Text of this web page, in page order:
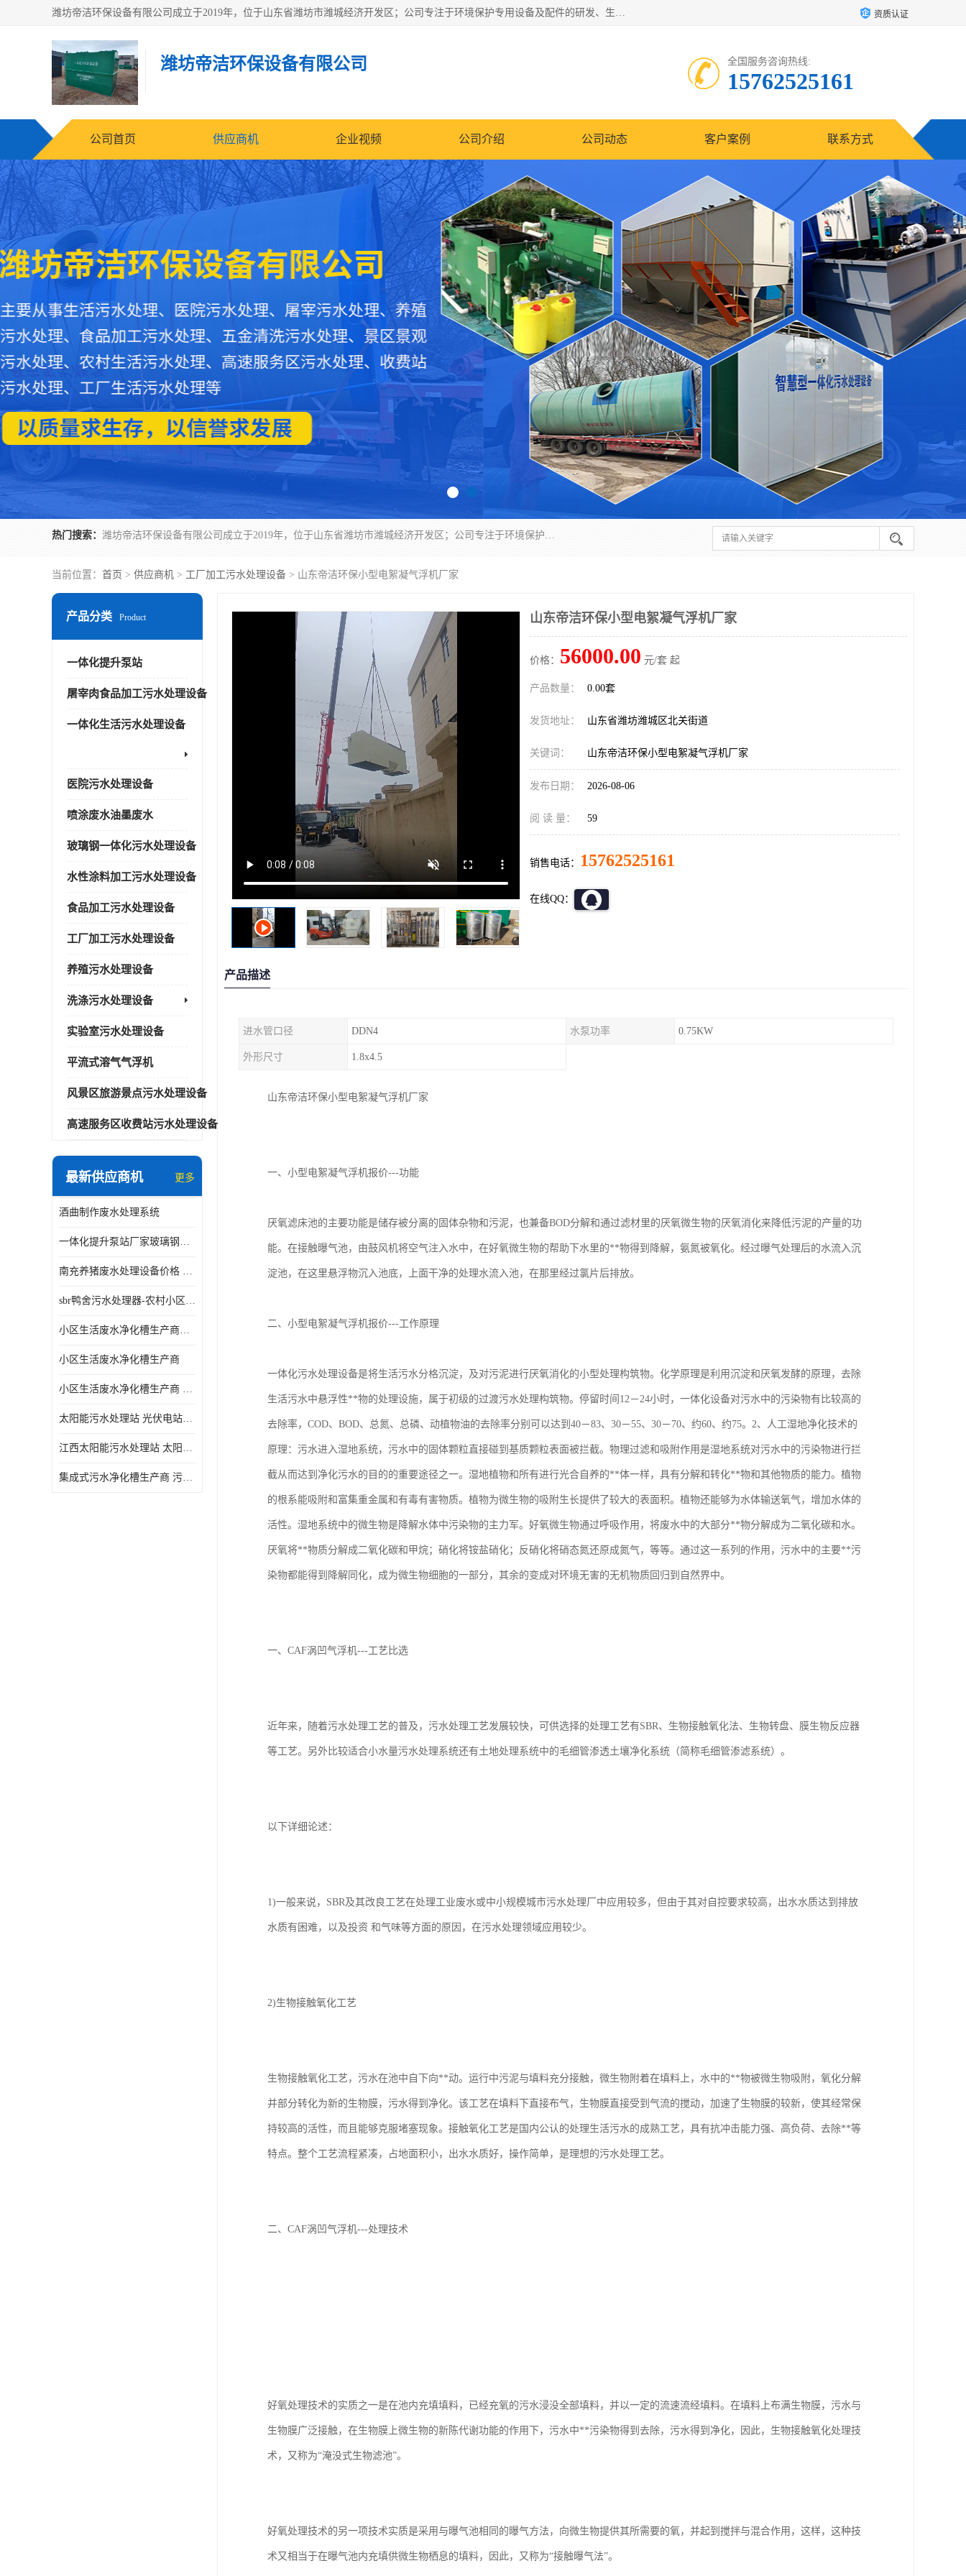
潍坊帝洁环保设备有限公司成立于2019年，位于山东省潍坊市潍城经济开发区；公司专注于环境保护专用设备及配件的研发、生产、安装与销售，同时涉及医用消毒设备、机电设备和仪器仪表的销售。此外，公司提供环保工程施工、环保技术研发与转让、技术服务以及环境工程专项设计服务，致力于为客户提供全面的环保解决方案，助力绿色可持续发展。 资质认证
潍坊帝洁环保设备有限公司 全国服务咨询热线:
15762525161
公司首页 供应商机 企业视频 公司介绍 公司动态 客户案例 联系方式
热门搜索： 潍坊帝洁环保设备有限公司成立于2019年，位于山东省潍坊市潍城经济开发区；公司专注于环境保护专用设备及配件的研发、生产、安装与销售，同时涉及医用消毒设备、机电设备和仪器仪表的销售。此外，公司提供环保工程施工、环保技术研发与转让、技术服务以及环境工程专项设计服务，致力于为客户提供全面的环保解决方案，助力绿色可持续发展。
当前位置： 首页 > 供应商机 > 工厂加工污水处理设备 > 山东帝洁环保小型电絮凝气浮机厂家
产品分类 Product
一体化提升泵站
屠宰肉食品加工污水处理设备
一体化生活污水处理设备
医院污水处理设备
喷涂废水油墨废水
玻璃钢一体化污水处理设备
水性涂料加工污水处理设备
食品加工污水处理设备
工厂加工污水处理设备
养殖污水处理设备
洗涤污水处理设备
实验室污水处理设备
平流式溶气气浮机
风景区旅游景点污水处理设备
高速服务区收费站污水处理设备
最新供应商机 更多
酒曲制作废水处理系统
一体化提升泵站厂家玻璃钢材质价格
南充养猪废水处理设备价格 ao污水处理器 *专人看管
sbr鸭舍污水处理器-农村小区生活污水净化器
小区生活废水净化槽生产商帝洁环保
小区生活废水净化槽生产商
小区生活废水净化槽生产商 污水净化槽装置
太阳能污水处理站 光伏电站污水处理器厂家定制
江西太阳能污水处理站 太阳能污水处理设备造型美观
集成式污水净化槽生产商 污水净化槽装置 一站式服务
山东帝洁环保小型电絮凝气浮机厂家
价格： 56000.00 元/套 起
产品数量： 0.00套
发货地址： 山东省潍坊潍城区北关街道
关键词： 山东帝洁环保小型电絮凝气浮机厂家
发布日期： 2026-08-06
阅 读 量： 59
销售电话： 15762525161
在线QQ：
产品描述
进水管口径 DDN4 水泵功率 0.75KW
外形尺寸 1.8x4.5
山东帝洁环保小型电絮凝气浮机厂家
一、小型电絮凝气浮机报价---功能
厌氧滤床池的主要功能是储存被分离的固体杂物和污泥，也兼备BOD分解和通过滤材里的厌氧微生物的厌氧消化来降低污泥的产量的功
能。在接触曝气池，由鼓风机将空气注入水中，在好氧微生物的帮助下水里的**物得到降解，氨氮被氧化。经过曝气处理后的水流入沉
淀池，在这里悬浮物沉入池底，上面干净的处理水流入池，在那里经过氯片后排放。
二、小型电絮凝气浮机报价---工作原理
一体化污水处理设备是将生活污水分格沉淀，及对污泥进行厌氧消化的小型处理构筑物。化学原理是利用沉淀和厌氧发酵的原理，去除
生活污水中悬浮性**物的处理设施，属于初级的过渡污水处理构筑物。停留时间12－24小时，一体化设备对污水中的污染物有比较高的
去除率，COD、BOD、总氮、总磷、动植物油的去除率分别可以达到40－83、30－55、30－70、约60、约75。2、人工湿地净化技术的
原理：污水进入湿地系统，污水中的固体颗粒直接碰到基质颗粒表面被拦截。物理过滤和吸附作用是湿地系统对污水中的污染物进行拦
截从而达到净化污水的目的的重要途径之一。湿地植物和所有进行光合自养的**体一样，具有分解和转化**物和其他物质的能力。植物
的根系能吸附和富集重金属和有毒有害物质。植物为微生物的吸附生长提供了较大的表面积。植物还能够为水体输送氧气，增加水体的
活性。湿地系统中的微生物是降解水体中污染物的主力军。好氧微生物通过呼吸作用，将废水中的大部分**物分解成为二氧化碳和水。
厌氧将**物质分解成二氧化碳和甲烷；硝化将铵盐硝化；反硝化将硝态氮还原成氮气，等等。通过这一系列的作用，污水中的主要**污
染物都能得到降解同化，成为微生物细胞的一部分，其余的变成对环境无害的无机物质回归到自然界中。
一、CAF涡凹气浮机---工艺比选
近年来，随着污水处理工艺的普及，污水处理工艺发展较快，可供选择的处理工艺有SBR、生物接触氧化法、生物转盘、膜生物反应器
等工艺。另外比较适合小水量污水处理系统还有土地处理系统中的毛细管渗透土壤净化系统（简称毛细管渗滤系统）。
以下详细论述：
1)一般来说，SBR及其改良工艺在处理工业废水或中小规模城市污水处理厂中应用较多，但由于其对自控要求较高，出水水质达到排放
水质有困难，以及投资 和气味等方面的原因，在污水处理领域应用较少。
2)生物接触氧化工艺
生物接触氧化工艺，污水在池中自下向**动。运行中污泥与填料充分接触，微生物附着在填料上，水中的**物被微生物吸附，氧化分解
并部分转化为新的生物膜，污水得到净化。该工艺在填料下直接布气，生物膜直接受到气流的搅动，加速了生物膜的较新，使其经常保
持较高的活性，而且能够克服堵塞现象。接触氧化工艺是国内公认的处理生活污水的成熟工艺，具有抗冲击能力强、高负荷、去除**等
特点。整个工艺流程紧凑，占地面积小，出水水质好，操作简单，是理想的污水处理工艺。
二、CAF涡凹气浮机---处理技术
好氧处理技术的实质之一是在池内充填填料，已经充氧的污水浸没全部填料，并以一定的流速流经填料。在填料上布满生物膜，污水与
生物膜广泛接触，在生物膜上微生物的新陈代谢功能的作用下，污水中**污染物得到去除，污水得到净化，因此，生物接触氧化处理技
术，又称为“淹没式生物滤池”。
好氧处理技术的另一项技术实质是采用与曝气池相同的曝气方法，向微生物提供其所需要的氧，并起到搅拌与混合作用，这样，这种技
术又相当于在曝气池内充填供微生物栖息的填料，因此，又称为“接触曝气法”。